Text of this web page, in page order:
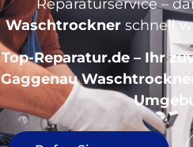
Reparaturservice –
Waschtrockner schnell
Top-Reparatur.de – Ihr
Gaggenau